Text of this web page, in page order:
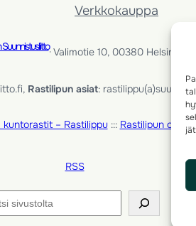
Verkkokauppa
· Valimotie 10, 00380 Helsinki,
Rastilipun asiat:
kuntorastit – Rastilippu::: Rastilipun ohjeet
RSS